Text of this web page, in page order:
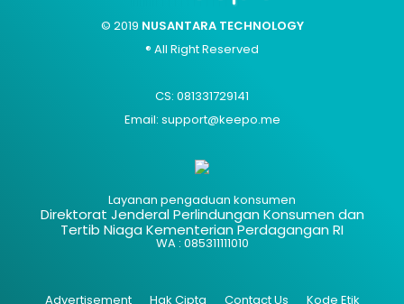
© 2019 NUSANTARA TECHNOLOGY
® All Right Reserved
CS: 081331729141
Email: support@keepo.me
Layanan pengaduan konsumen
Direktorat Jenderal Perlindungan Konsumen dan
Tertib Niaga Kementerian Perdagangan RI
WA : 085311111010
Advertisement Hak Cipta Contact Us Kode Etik